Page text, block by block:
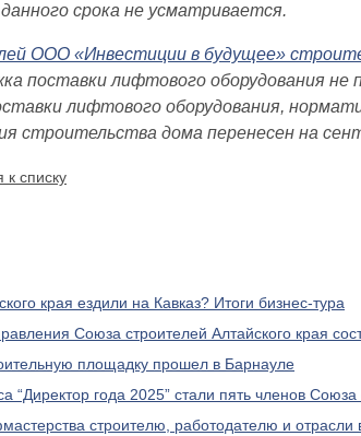
срока не усматривается.
ООО «Инвестиции в будущее»
поставки лифтового оборудования
лифтового оборудования,
строительства дома перенесен на
к списку
края ездили на Кавказ? Итоги бизнес-тура
Союза строителей Алтайского края
площадку прошел в Барнауле
“Директор года 2025” стали пять членов Союза
строителю, работодателю и отрасли